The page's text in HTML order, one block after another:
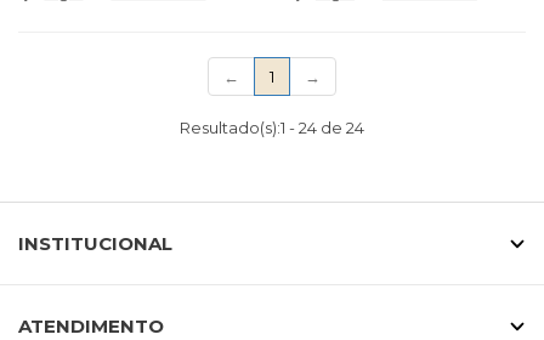
← 1 (current)
→
Resultado(s):1 -24 de 24
INSTITUCIONAL
ATENDIMENTO